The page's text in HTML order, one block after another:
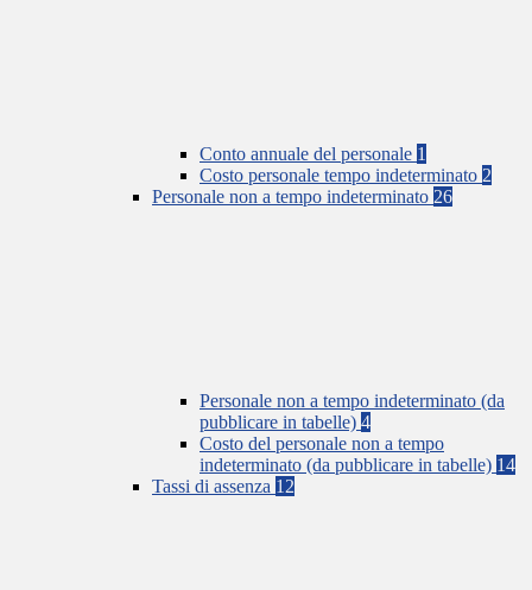
Conto annuale del personale 1
Costo personale tempo indeterminato 2
Personale non a tempo indeterminato 26
Personale non a tempo indeterminato (da
pubblicare in tabelle) 4
Costo del personale non a tempo
indeterminato (da pubblicare in tabelle) 14
Tassi di assenza 12